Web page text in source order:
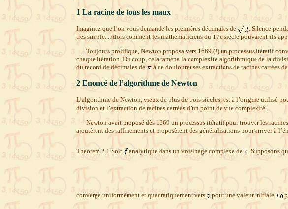
1 La racine de tous les maux
Imaginez que l’on vous demande les premières décimales de . Silence
très simple... Alors comment les mathématiciens du 17e siècle pouvaient-ils
Toujours prolifique, Newton proposa vers 1669 (!) un processus itératif
chaque itération. Du coup, cela ramèna la complexite algorithmique de la
du record de décimales de
à de douloureuses extractions de racines carrées
2 Enoncé de l’algorithme de Newton
L’algorithme de Newton, vieux de plus de trois siècles, est à l’origine utilisé
division et l’extraction de racines carrées d’un point de vue complexité.
Newton avait proposé dès 1669 un processus itératif pour trouver les
ajoutèrent des raffinements et proposèrent des généralisations pour arriver à
Theorem 2.1 Soit analytique dans un voisinage complexe de . Supposons
converge uniformément et quadratiquement vers pour une valeur initiale